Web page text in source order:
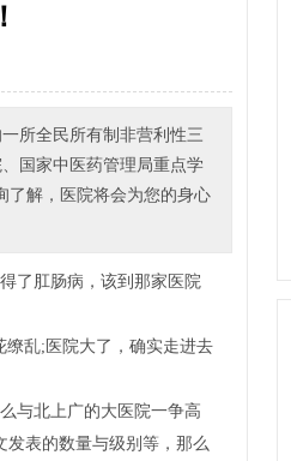
所全民所有制非营利性三
国家中医药管理局重点学
了解，医院将会为您的身心
了肛肠病，该到那家医院
缭乱;医院大了，确实走进去
与北上广的大医院一争高
发表的数量与级别等，那么